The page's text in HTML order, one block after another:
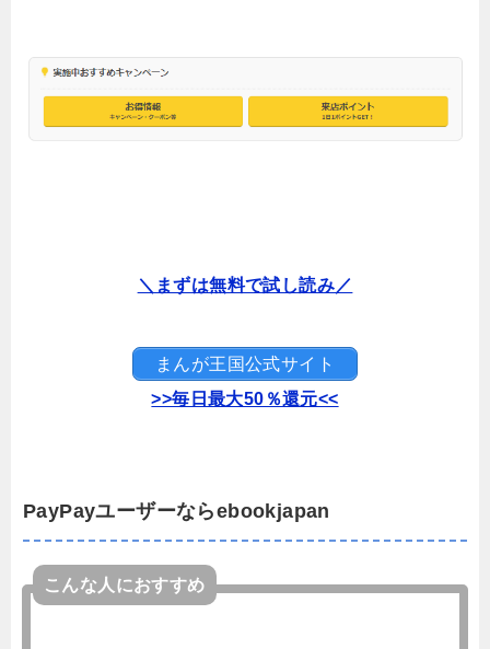
＼まずは無料で試し読み／
まんが王国公式サイト
>>毎日最大50％還元<<
PayPayユーザーならebookjapan
こんな人におすすめ